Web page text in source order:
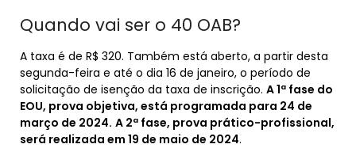
Quando vai ser o 40 OAB?
A taxa é de R$ 320. Também está aberto, a partir desta
segunda-feira e até o dia 16 de janeiro, o período de
solicitação de isenção da taxa de inscrição. A 1ª fase do
EOU, prova objetiva, está programada para 24 de
março de 2024. A 2ª fase, prova prático-profissional,
será realizada em 19 de maio de 2024.